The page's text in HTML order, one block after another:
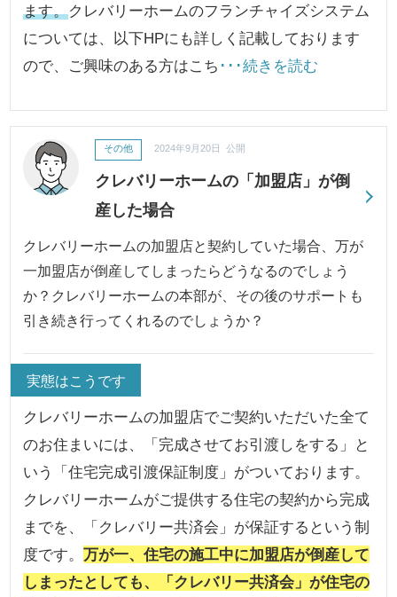
ます。クレバリーホームのフランチャイズシステム
については、以下HPにも詳しく記載しております
ので、ご興味のある方はこち ･･･続きを読む
クレバリーホームの「加盟店」が倒
産した場合
その他 2024年9月20日 公開
クレバリーホームの加盟店と契約していた場合、万が
一加盟店が倒産してしまったらどうなるのでしょう
か？クレバリーホームの本部が、その後のサポートも
引き続き行ってくれるのでしょうか？
実態はこうです
クレバリーホームの加盟店でご契約いただいた全て
のお住まいには、「完成させてお引渡しをする」と
いう「住宅完成引渡保証制度」がついております。
クレバリーホームがご提供する住宅の契約から完成
までを、「クレバリー共済会」が保証するという制
度です。万が一、住宅の施工中に加盟店が倒産して
しまったとしても、「クレバリー共済会」が住宅の